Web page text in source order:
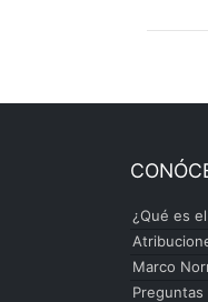
¿Qué es
Marco